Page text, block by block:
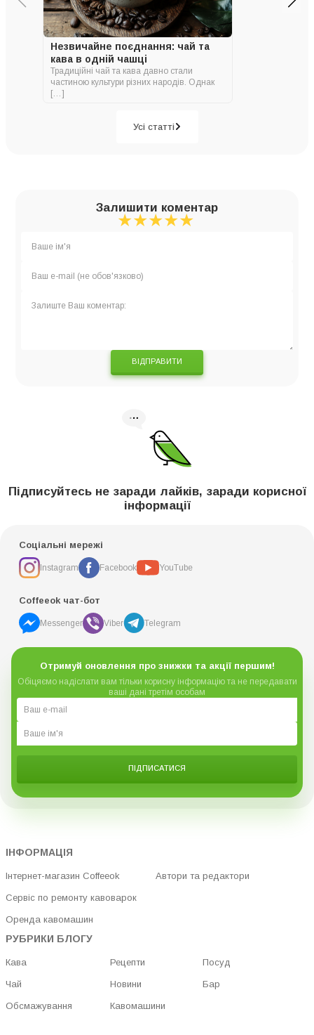
Незвичайне поєднання: чай та
кава в одній чашці
Традиційні чай та кава давно стали
частиною культури різних народів. Однак
[…]
Усі статті
Залишити коментар
★
★★
★★★
★★★★
★★★★★
ВІДПРАВИТИ
Підписуйтесь не заради лайків, заради корисної
інформації
Соціальні мережі
Instagram Facebook YouTube
Coffeeok чат-бот
Messenger Viber Telegram
Отримуй оновлення про знижки та акції першим!
Обіцяємо надіслати вам тільки корисну інформацію та не передавати
ваші дані третім особам
ПІДПИСАТИСЯ
ІНФОРМАЦІЯ
Інтернет-магазин Coffeeok
Сервіс по ремонту кавоварок
Оренда кавомашин
Автори та редактори
РУБРИКИ БЛОГУ
Кава
Чай
Обсмажування
Рецепти
Новини
Кавомашини
Посуд
Бар